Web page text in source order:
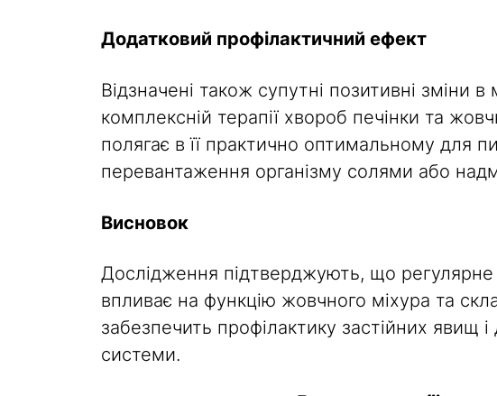
Додатковий профілактичний ефект
Відзначені також супутні позитивні зміни
комплексній терапії хвороб печінки та
полягає в її практично оптимальному для
перевантаження організму солями або
Висновок
Дослідження підтверджують, що
впливає на функцію жовчного міхура та
забезпечить профілактику застійних явищ
системи.